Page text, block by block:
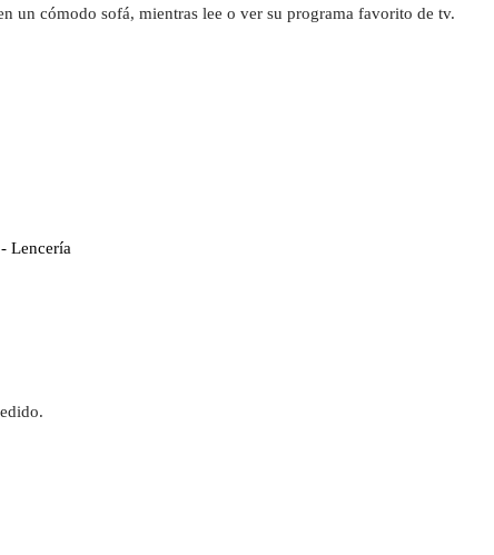
un cómodo sofá, mientras lee o ver su programa favorito de tv.
Lencería